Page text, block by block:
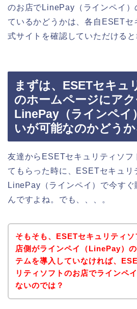
のお店でLinePay（ラインペイ）
ているかどうかは、各自ESETセ
式サイトを確認していただけると
まずは、ESETセキュ
のホームページにアク
LinePay（ラインペイ
いが可能なのかどうか
友達からESETセキュリティソフ
てもらった時に、ESETセキュリ
LinePay（ラインペイ）で今す
んですよね。でも、、、。
そもそも、ESETセキュリティソ
店側がラインペイ（LinePay）
テムを導入していなければ、
リティソフトのお店でラインペ
ないのでは？